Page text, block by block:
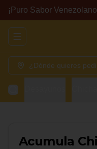
¡Puro Sabor
Abrir menu de navegación
¿Dónde quieres
Acumula